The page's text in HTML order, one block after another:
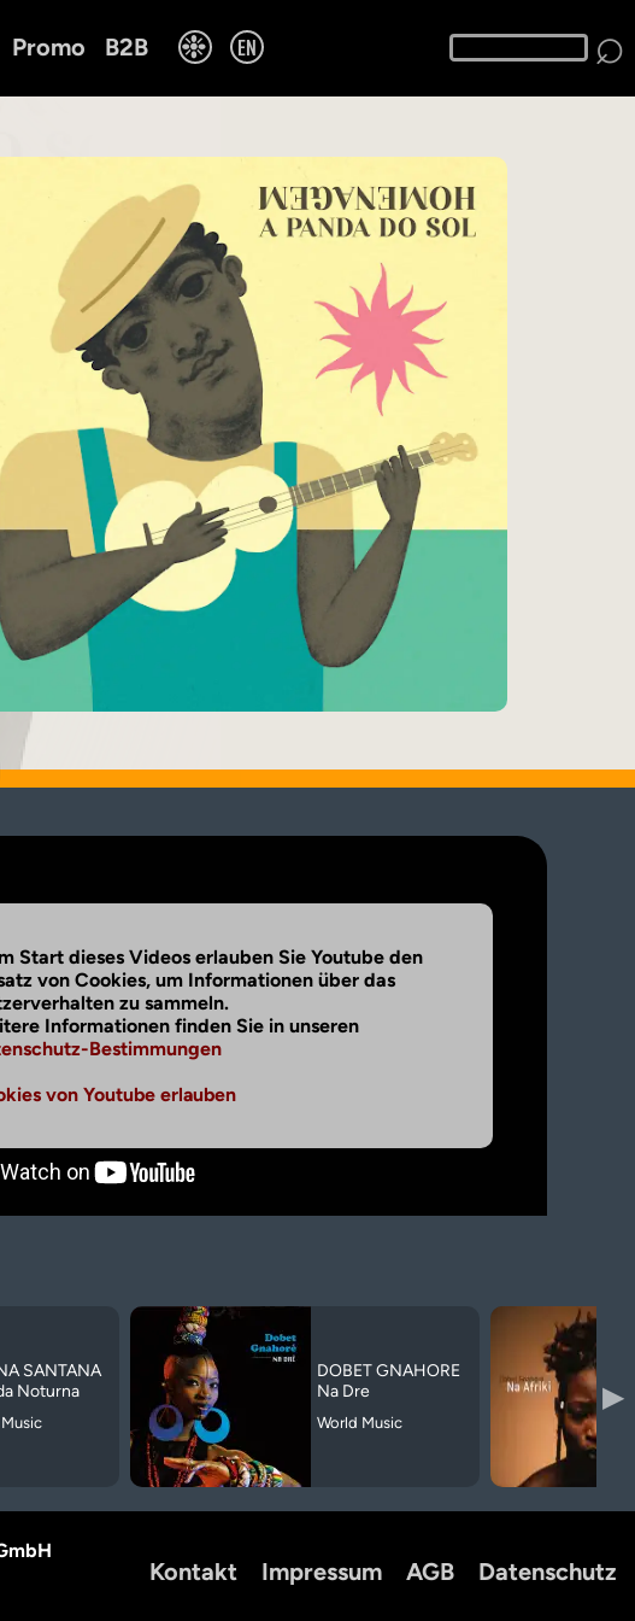
Promo B2B ❉ EN ⌕
Start dieses Videos erlauben Sie Youtube den
von Cookies, um Informationen über das
zu sammeln.
Informationen finden Sie in unseren
Bestimmungen
von Youtube erlauben
SANTANA
Noturna
DOBET GNAHORE
Na Dre
World Music
▶
Kontakt Impressum AGB Datenschutz